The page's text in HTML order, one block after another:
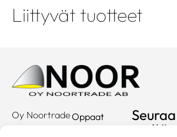
Liittyvät tuotteet
Oy NoortradeOppaat
Seuraa
meitä